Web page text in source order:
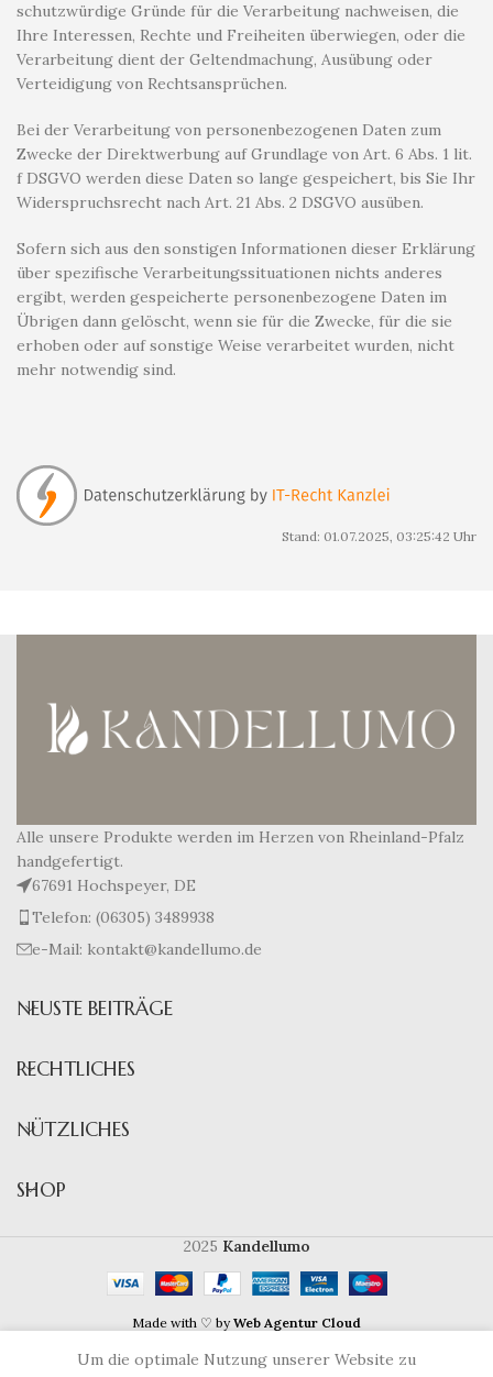
schutzwürdige Gründe für die Verarbeitung nachweisen, die
Ihre Interessen, Rechte und Freiheiten überwiegen, oder die
Verarbeitung dient der Geltendmachung, Ausübung oder
Verteidigung von Rechtsansprüchen.
Bei der Verarbeitung von personenbezogenen Daten zum
Zwecke der Direktwerbung auf Grundlage von Art. 6 Abs. 1 lit.
f DSGVO werden diese Daten so lange gespeichert, bis Sie Ihr
Widerspruchsrecht nach Art. 21 Abs. 2 DSGVO ausüben.
Sofern sich aus den sonstigen Informationen dieser Erklärung
über spezifische Verarbeitungssituationen nichts anderes
ergibt, werden gespeicherte personenbezogene Daten im
Übrigen dann gelöscht, wenn sie für die Zwecke, für die sie
erhoben oder auf sonstige Weise verarbeitet wurden, nicht
mehr notwendig sind.
Stand: 01.07.2025, 03:25:42 Uhr
Alle unsere Produkte werden im Herzen von Rheinland-Pfalz
handgefertigt.
67691 Hochspeyer, DE
Telefon: (06305) 3489938
e-Mail: kontakt@kandellumo.de
NEUSTE BEITRÄGE
RECHTLICHES
NÜTZLICHES
SHOP
2025 Kandellumo
Made with ♡ byWeb Agentur Cloud
Um die optimale Nutzung unserer Website zu